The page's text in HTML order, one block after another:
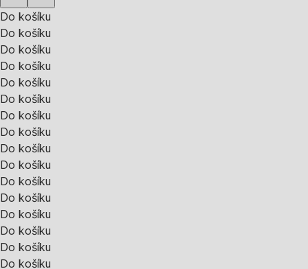
Do košíku
Do košíku
Do košíku
Do košíku
Do košíku
Do košíku
Do košíku
Do košíku
Do košíku
Do košíku
Do košíku
Do košíku
Do košíku
Do košíku
Do košíku
Do košíku